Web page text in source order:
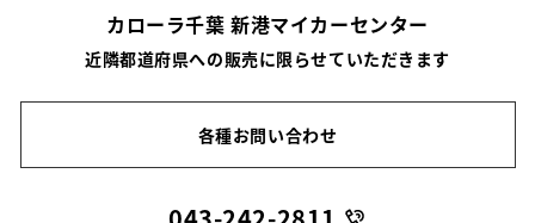
カローラ千葉 新港マイカーセンター
近隣都道府県への販売に限らせていただきます
各種お問い合わせ